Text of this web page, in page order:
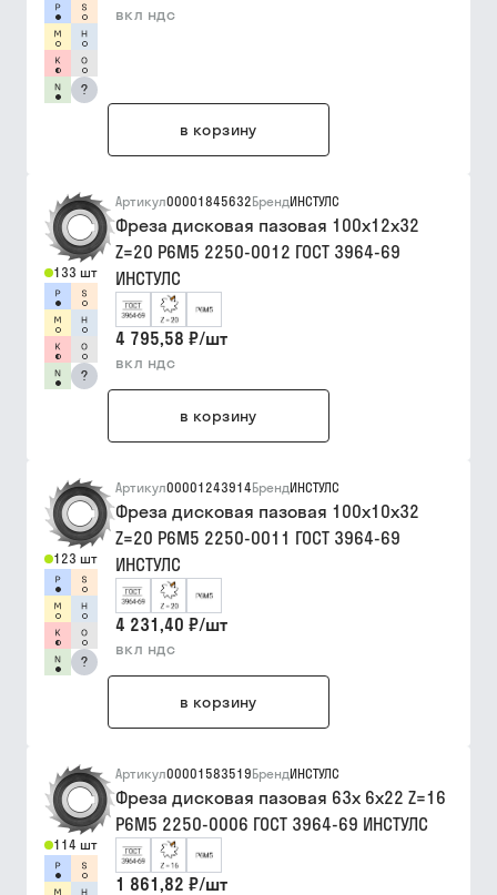
?
вкл ндс
в корзину
133 шт
?
Артикул00001845632БрендИНСТУЛС
Фреза дисковая пазовая 100х12х32
Z=20 Р6М5 2250-0012 ГОСТ 3964-69
ИНСТУЛС
4 795,58 ₽/шт
вкл ндс
в корзину
123 шт
?
Артикул00001243914БрендИНСТУЛС
Фреза дисковая пазовая 100х10х32
Z=20 Р6М5 2250-0011 ГОСТ 3964-69
ИНСТУЛС
4 231,40 ₽/шт
вкл ндс
в корзину
114 шт
Артикул00001583519БрендИНСТУЛС
Фреза дисковая пазовая 63х 6х22 Z=16
Р6М5 2250-0006 ГОСТ 3964-69 ИНСТУЛС
1 861,82 ₽/шт